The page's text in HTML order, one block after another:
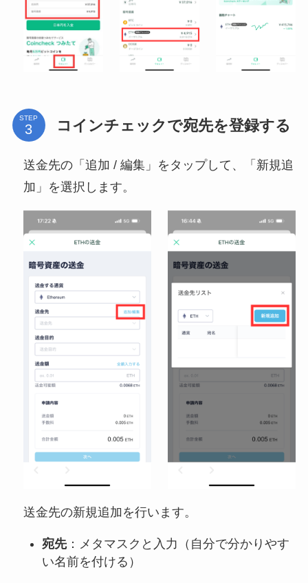
STEP コインチェックで宛先を登録する
送金先の「追加 / 編集」をタップして、「新規追
加」を選択します。
送金先の新規追加を行います。
宛先：メタマスクと入力（自分で分かりやす
い名前を付ける）